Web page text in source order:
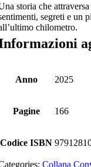
storia che
segreti e un
chilometro.
Anno 2025
Pagine 166
Codice ISBN
Collana